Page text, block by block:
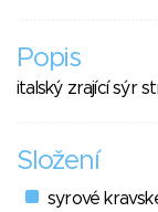
Popis
italský zrající sýr
Složení
syrové